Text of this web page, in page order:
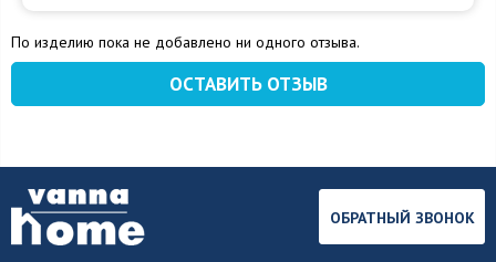
По изделию пока не добавлено ни одного отзыва.
ОСТАВИТЬ ОТЗЫВ
ОБРАТНЫЙ ЗВОНОК